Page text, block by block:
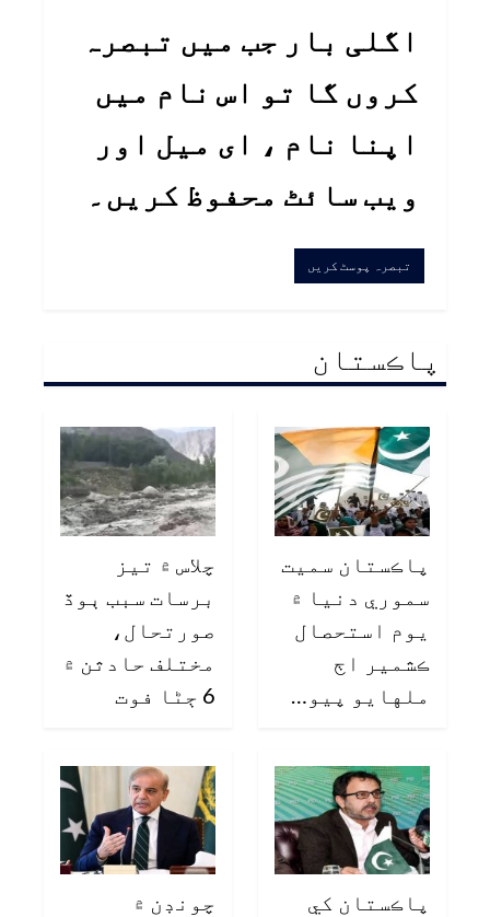
اگلی بار جب میں تبصرہ
کروں گا تو اس نام میں
اپنا نام ، ای میل اور
ویب سائٹ محفوظ کریں۔
پاڪستان
پاڪستان سميت
سموري دنيا ۾
يوم استحصال
ڪشمير اڄ
ملهايو پيو…
چلاس ۾ تيز
برسات سبب ٻوڏ
صورتحال،
مختلف حادثن ۾
6 ڄڻا فوت
پاڪستان کي
چونڊن ۾